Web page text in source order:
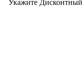
Укажите